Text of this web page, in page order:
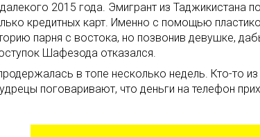
2015 года. Эмигрант из
кредитных карт. Именно с помощью
парня с востока, но позвонив девушке,
Шафезода отказался.
в топе несколько недель. Кто-то
поговаривают, что деньги на телефон